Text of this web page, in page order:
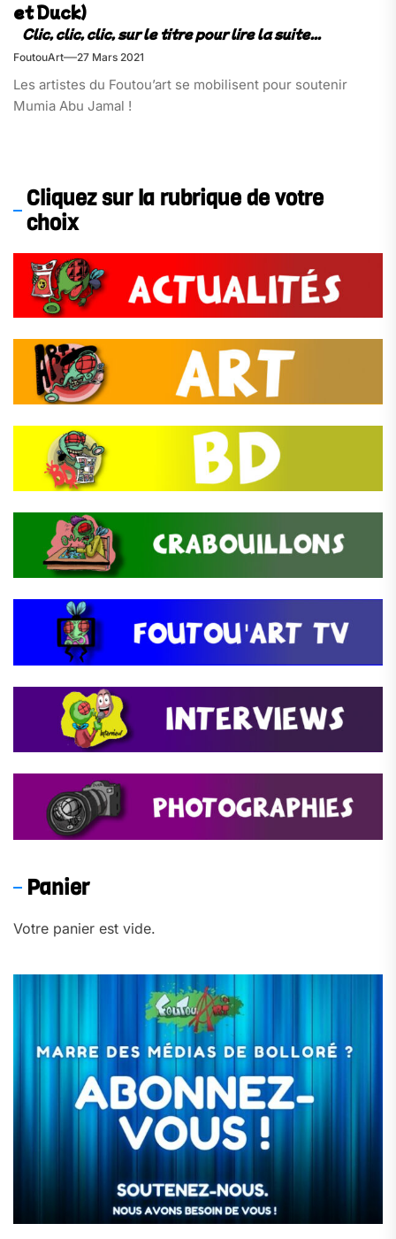
et Duck)
FoutouArt 27 Mars 2021
Les artistes du Foutou’art se mobilisent pour soutenir
Mumia Abu Jamal !
Cliquez sur la rubrique de votre
choix
Panier
Votre panier est vide.